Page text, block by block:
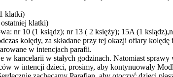
klatki)
klatki)
nr 10 (1 ksiądz); nr 13 ( 2 księży); 15A (1
kolędy, za składane przy tej okazji ofiary
w intencjach parafii.
w kancelarii w stałych godzinach. Natomiast
w intencji dzieci, prosimy, aby kontynuowały